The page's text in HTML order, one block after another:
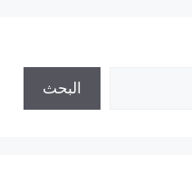
البحث